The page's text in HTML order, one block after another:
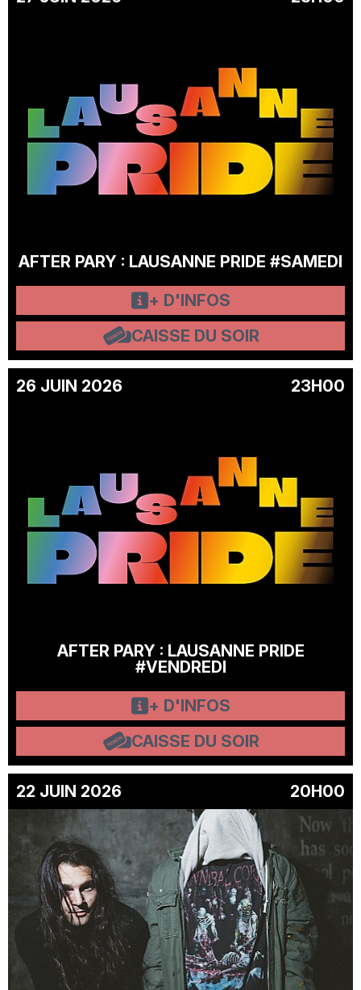
AFTER PARY : LAUSANNE PRIDE #SAMEDI
+ D'INFOS
CAISSE DU SOIR
26 JUIN 2026 23H00
AFTER PARY : LAUSANNE PRIDE
#VENDREDI
+ D'INFOS
CAISSE DU SOIR
22 JUIN 2026 20H00